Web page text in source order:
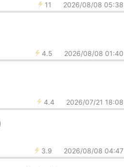
11 2026/08/08 05:38
4.5 2026/08/08 01:40
4.4 2026/07/21 18:08
3.9 2026/08/08 04:47